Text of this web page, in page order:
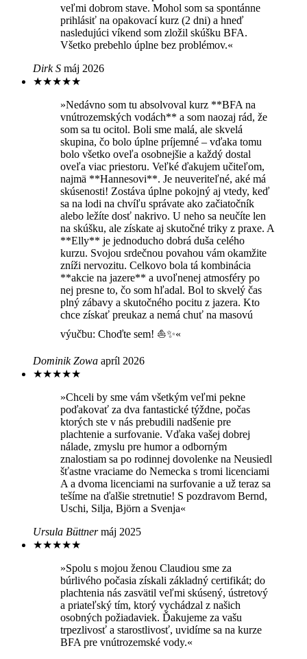
veľmi dobrom stave. Mohol som sa spontánne
prihlásiť na opakovací kurz (2 dni) a hneď
nasledujúci víkend som zložil skúšku BFA.
Všetko prebehlo úplne bez problémov.«
Dirk S máj 2026
★★★★★
»Nedávno som tu absolvoval kurz **BFA na
vnútrozemských vodách** a som naozaj rád, že
som sa tu ocitol. Boli sme malá, ale skvelá
skupina, čo bolo úplne príjemné – vďaka tomu
bolo všetko oveľa osobnejšie a každý dostal
oveľa viac priestoru. Veľké ďakujem učiteľom,
najmä **Hannesovi**. Je neuveriteľné, aké má
skúsenosti! Zostáva úplne pokojný aj vtedy, keď
sa na lodi na chvíľu správate ako začiatočník
alebo ležíte dosť nakrivo. U neho sa neučíte len
na skúšku, ale získate aj skutočné triky z praxe. A
**Elly** je jednoducho dobrá duša celého
kurzu. Svojou srdečnou povahou vám okamžite
zníži nervozitu. Celkovo bola tá kombinácia
**akcie na jazere** a uvoľnenej atmosféry po
nej presne to, čo som hľadal. Bol to skvelý čas
plný zábavy a skutočného pocitu z jazera. Kto
chce získať preukaz a nemá chuť na masovú
výučbu: Choďte sem! ⛵✨«
Dominik Zowa apríl 2026
★★★★★
»Chceli by sme vám všetkým veľmi pekne
poďakovať za dva fantastické týždne, počas
ktorých ste v nás prebudili nadšenie pre
plachtenie a surfovanie. Vďaka vašej dobrej
nálade, zmyslu pre humor a odborným
znalostiam sa po rodinnej dovolenke na Neusiedl
šťastne vraciame do Nemecka s tromi licenciami
A a dvoma licenciami na surfovanie a už teraz sa
tešíme na ďalšie stretnutie! S pozdravom Bernd,
Uschi, Silja, Björn a Svenja«
Ursula Büttner máj 2025
★★★★★
»Spolu s mojou ženou Claudiou sme za
búrlivého počasia získali základný certifikát; do
plachtenia nás zasvätil veľmi skúsený, ústretový
a priateľský tím, ktorý vychádzal z našich
osobných požiadaviek. Ďakujeme za vašu
trpezlivosť a starostlivosť, uvidíme sa na kurze
BFA pre vnútrozemské vody.«